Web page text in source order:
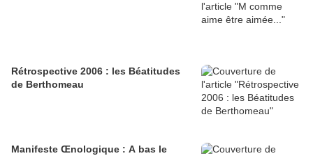
Rétrospective 2006 : les Béatitudes
de Berthomeau
Manifeste Œnologique : A bas le